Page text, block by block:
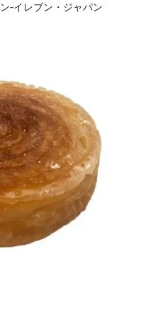
‐イレブン・ジャパン